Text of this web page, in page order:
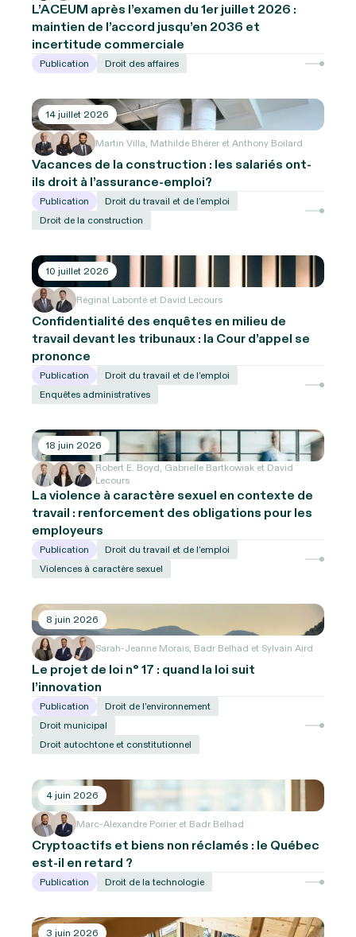
L’ACEUM après l’examen du 1er juillet 2026 :
maintien de l’accord jusqu’en 2036 et
incertitude commerciale
Publication Droit des affaires
14 juillet 2026
Martin Villa, Mathilde Bhérer et Anthony Boilard
Vacances de la construction : les salariés ont-
ils droit à l’assurance-emploi?
Publication
Droit du travail et de l’emploi
Droit de la construction
10 juillet 2026
Réginal Labonté et David Lecours
Confidentialité des enquêtes en milieu de
travail devant les tribunaux : la Cour d’appel se
prononce
Publication
Droit du travail et de l’emploi
Enquêtes administratives
18 juin 2026
Robert E. Boyd, Gabrielle Bartkowiak et David
Lecours
La violence à caractère sexuel en contexte de
travail : renforcement des obligations pour les
employeurs
Publication
Droit du travail et de l’emploi
Violences à caractère sexuel
8 juin 2026
Sarah-Jeanne Morais, Badr Belhad et Sylvain Aird
Le projet de loi n° 17 : quand la loi suit
l’innovation
Publication
Droit de l’environnement
Droit municipal
Droit autochtone et constitutionnel
4 juin 2026
Marc-Alexandre Poirier et Badr Belhad
Cryptoactifs et biens non réclamés : le Québec
est-il en retard ?
Publication Droit de la technologie
3 juin 2026